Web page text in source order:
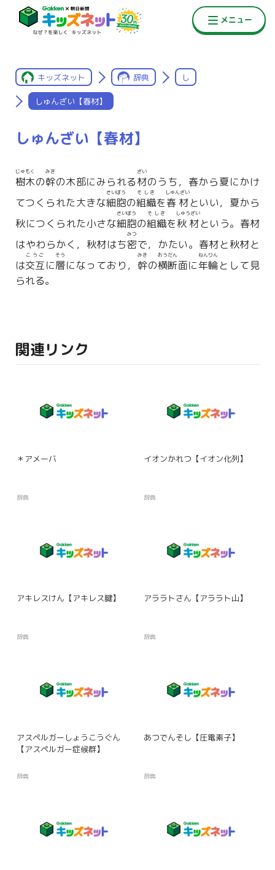
キッズネット 辞典 し
しゅんざい【春材】
しゅんざい【春材】
樹木
じゅもく
の幹
みき
の木部にみられる材
ざい
のうち，春から夏にかけ
てつくられた大きな細胞
さいぼう
の組織
そしき
を春材
しゅんざい
といい，夏から
秋につくられた小さな細胞
さいぼう
の組織
そしき
を秋材
しゅうざい
という。春材
はやわらかく，秋材はち密
みつ
で，かたい。春材と秋材と
は交互
こうご
に層
そう
になっており， 幹
みき
の横断
おうだん
面に年輪
ねんりん
として見
られる。
関連リンク
＊アメーバ
辞典
イオンかれつ【イオン化列】
辞典
アキレスけん【アキレス腱】
辞典
アララトさん【アララト山】
辞典
アスペルガーしょうこうぐん
【アスペルガー症候群】
辞典
あつでんそし【圧電素子】
辞典